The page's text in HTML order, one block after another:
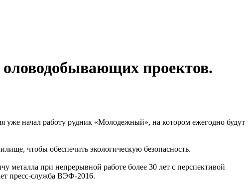
проектов.
уже начал работу рудник «Молодежный», на котором ежегодно будут
чтобы обеспечить экологическую безопасность.
при непрерывной работе более 30 лет с перспективой
пресс-служба ВЭФ-2016.